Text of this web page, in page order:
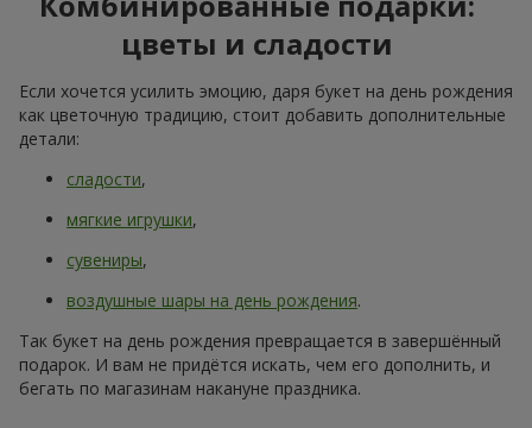
Когда вы выбираете букет на день рождения, вы дарите не
только нежные лепестки, которые захватывают взгляд и
наполняют воздух невероятным ароматом, но и радостный
момент, который запоминается надолго. На сервисе
доставкиFlowers.uaлегко купить цветы на день рождения,
подобрав композицию, которая соответствует характеру
именинника, формату события и даже настроению. В
ассортименте представлены разнообразные цветы ярких
рождения в ароматный подарок, который подчеркнёт
Сезонные тренды во
флористике дней рождения
Флористика постоянно развивается, поэтому актуальный